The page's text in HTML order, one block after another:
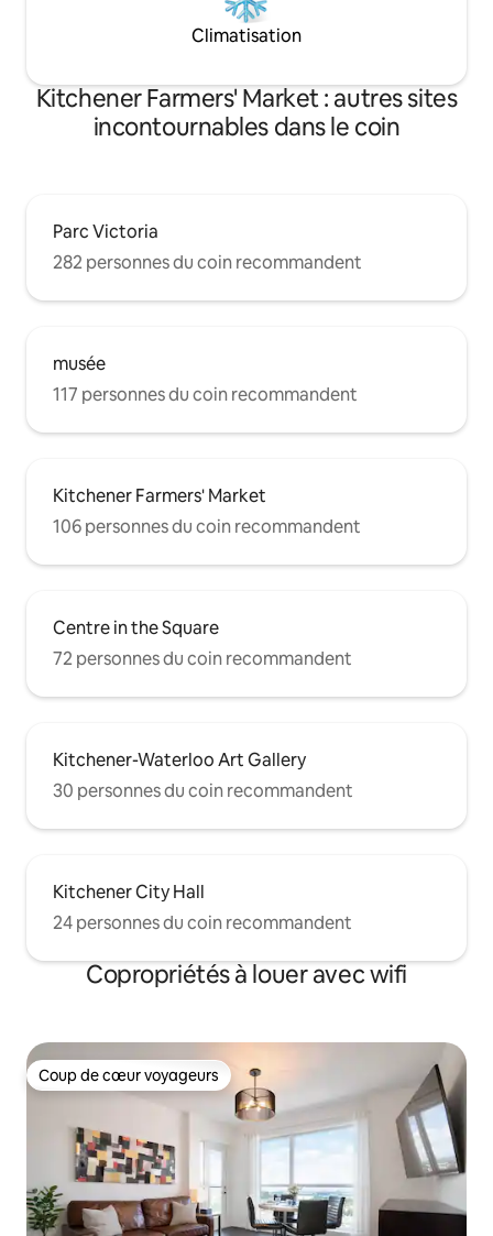
Climatisation
Kitchener Farmers' Market : autres sites
incontournables dans le coin
Parc Victoria
282 personnes du coin recommandent
musée
117 personnes du coin recommandent
Kitchener Farmers' Market
106 personnes du coin recommandent
Centre in the Square
72 personnes du coin recommandent
Kitchener-Waterloo Art Gallery
30 personnes du coin recommandent
Kitchener City Hall
24 personnes du coin recommandent
Copropriétés à louer avec wifi
Coup de cœur voyageurs
Coup de cœur voyageurs